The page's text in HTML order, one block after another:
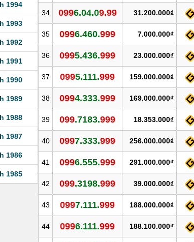
1994
1993
1992
1991
1990
1989
1988
1987
1986
1985
34 0996.04.09.99 31.200.000₫
35 0996.460.999 7.000.000₫
36 0995.436.999 23.000.000₫
37 0995.111.999 159.000.000₫
38 0994.333.999 169.000.000₫
39 099.7183.999 18.353.000₫
40 0997.333.999 256.000.000₫
41 0996.555.999 291.000.000₫
42 099.3198.999 39.000.000₫
43 0997.111.999 188.000.000₫
44 0996.111.999 188.100.000₫